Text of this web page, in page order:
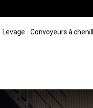
Levage Convoyeurs à